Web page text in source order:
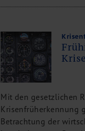
Mit den gesetzlichen
Krisenfrüherkennung
Betrachtung der